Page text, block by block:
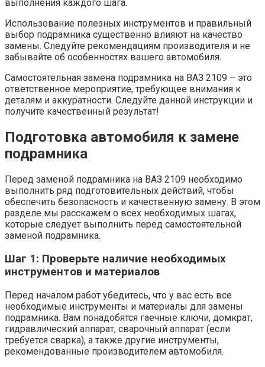
выполнения каждого шага.
Использование полезных инструментов и правильный
выбор подрамника существенно влияют на качество
замены. Следуйте рекомендациям производителя и не
забывайте об особенностях вашего автомобиля.
Самостоятельная замена подрамника на ВАЗ 2109 – это
ответственное мероприятие, требующее внимания к
деталям и аккуратности. Следуйте данной инструкции и
получите качественный результат!
Подготовка автомобиля к замене
подрамника
Перед заменой подрамника на ВАЗ 2109 необходимо
выполнить ряд подготовительных действий, чтобы
обеспечить безопасность и качественную замену. В этом
разделе мы расскажем о всех необходимых шагах,
которые следует выполнить перед самостоятельной
заменой подрамника.
Шаг 1: Проверьте наличие необходимых
инструментов и материалов
Перед началом работ убедитесь, что у вас есть все
необходимые инструменты и материалы для замены
подрамника. Вам понадобятся гаечные ключи, домкрат,
гидравлический аппарат, сварочный аппарат (если
требуется сварка), а также другие инструменты,
рекомендованные производителем автомобиля.